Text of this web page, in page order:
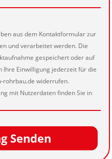
aus dem Kontaktformular zur
und verarbeitet werden. Die
gespeichert oder auf
Ihre Einwilligung jederzeit für die
rohrbau.de widerrufen.
mit Nutzerdaten finden Sie in
Senden